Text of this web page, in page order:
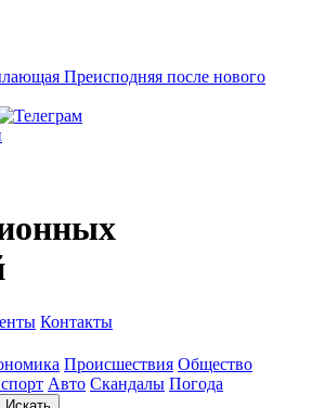
Преисподняя после нового
Контакты
Происшествия Общество
Авто Скандалы Погода